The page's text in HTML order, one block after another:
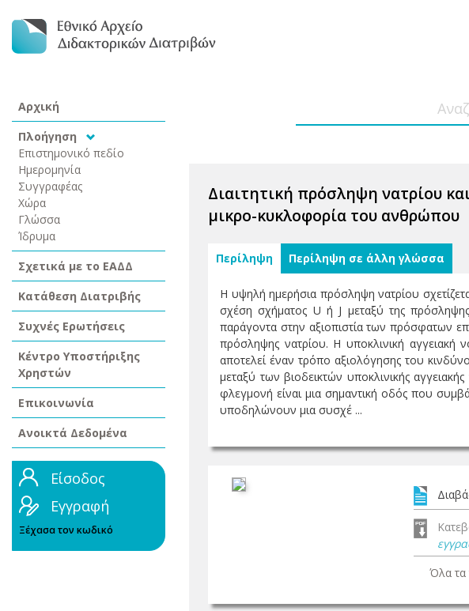
Αρχική
Πλοήγηση
Επιστημονικό πεδίο
Ημερομηνία
Συγγραφέας
Χώρα
Γλώσσα
Ίδρυμα
Σχετικά με το ΕΑΔΔ
Κατάθεση Διατριβής
Συχνές Ερωτήσεις
Κέντρο Υποστήριξης
Χρηστών
Επικοινωνία
Ανοικτά Δεδομένα
Είσοδος
Εγγραφή
Ξέχασα τον κωδικό
Διαιτητική πρόσληψη νατρίου
μικρο-κυκλοφορία του ανθρώπου
Περίληψη Περίληψη σε άλλη γλώσσα
Η υψηλή ημερήσια πρόσληψη νατρίου
σχέση σχήματος U ή J μεταξύ της πρόσληψης
παράγοντα στην αξιοπιστία των πρόσφατων
πρόσληψης νατρίου. Η υποκλινική αγγειακή
αποτελεί έναν τρόπο αξιολόγησης του
μεταξύ των βιοδεικτών υποκλινικής
φλεγμονή είναι μια σημαντική οδός που
υποδηλώνουν μια συσχέ ...
Όλα τα